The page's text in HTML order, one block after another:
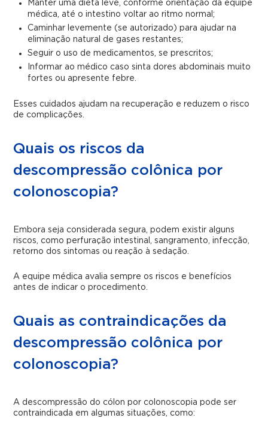
Manter uma dieta leve, conforme orientação da equipe
médica, até o intestino voltar ao ritmo normal;
Caminhar levemente (se autorizado) para ajudar na
eliminação natural de gases restantes;
Seguir o uso de medicamentos, se prescritos;
Informar ao médico caso sinta dores abdominais muito
fortes ou apresente febre.
Esses cuidados ajudam na recuperação e reduzem o risco
de complicações.
Quais os riscos da
descompressão colônica por
colonoscopia?
Embora seja considerada segura, podem existir alguns
riscos, como perfuração intestinal, sangramento, infecção,
retorno dos sintomas ou reação à sedação.
A equipe médica avalia sempre os riscos e benefícios
antes de indicar o procedimento.
Quais as contraindicações da
descompressão colônica por
colonoscopia?
A descompressão do cólon por colonoscopia pode ser
contraindicada em algumas situações, como: